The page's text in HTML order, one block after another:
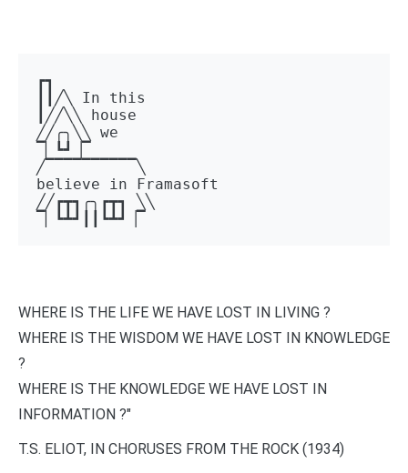
┏┓
┃┃╱╲ In this
┃╱╱╲╲ house
╱╱╭╮╲╲ we
▔▏┗┛▕▔
╱▔▔▔▔▔▔▔▔▔▔╲
believe in Framasoft
╱╱┏┳┓╭╮┏┳┓ ╲╲
▔▏┗┻┛┃┃┗┻┛▕▔
WHERE IS THE LIFE WE HAVE LOST IN LIVING ?
WHERE IS THE WISDOM WE HAVE LOST IN KNOWLEDGE
?
WHERE IS THE KNOWLEDGE WE HAVE LOST IN
INFORMATION ?"
T.S. ELIOT, IN CHORUSES FROM THE ROCK (1934)